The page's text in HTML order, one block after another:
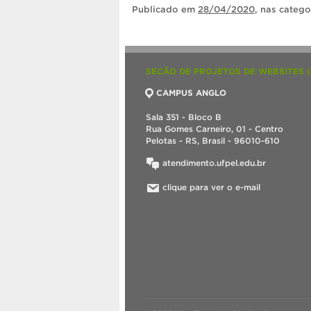
Publicado em 28/04/2020, nas
SEÇÃO DE PROJETOS DE WEBSITES
CAMPUS ANGLO
Sala 351 - Bloco B
Rua Gomes Carneiro, 01 - Centro
Pelotas - RS, Brasil - 96010-610
atendimento.ufpel.edu.br
clique para ver o e-mail